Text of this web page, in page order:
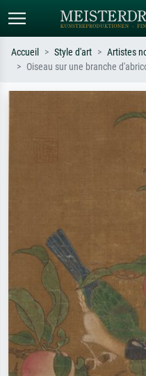
ex. Monet, Nuit étoilée,
impressionnisme, vague de Hokusai,
Accueil Style d'art Artistes
Oiseau sur une branche